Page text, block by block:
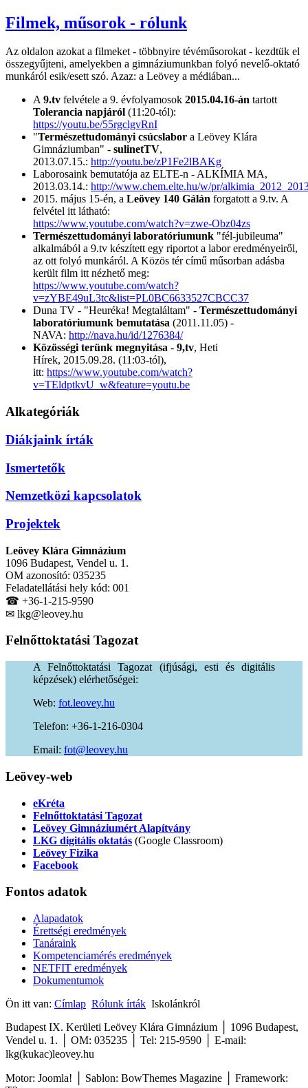
Filmek, műsorok - rólunk
Az oldalon azokat a filmeket - többnyire tévéműsorokat - kezdtük el
összegyűjteni, amelyekben a gimnáziumunkban folyó nevelő-oktató
munkáról esik/esett szó. Azaz: a Leövey a médiában...
A9.tv felvétele a 9. évfolyamosok 2015.04.16-án tartott
Tolerancia napjáról (11:20-tól):
https://youtu.be/55rgclgvRnI
"Természettudományi csúcslabor a Leövey Klára
Gimnáziumban" - sulinetTV,
2013.07.15.: http://youtu.be/zP1Fe2lBAKg
Laborosaink bemutatója az ELTE-n - ALKÍMIA MA,
2013.03.14.: http://www.chem.elte.hu/w/pr/
2015. május 15-én, a Leövey 140 Gálán forgatott a 9.tv. A
felvétel itt látható:
https://www.youtube.com/watch?v=zwe-Obz04zs
Természettudományi laboratóriumunk "fél-jubileuma"
alkalmából a 9.tv készített egy riportot a labor eredményeiről,
az ott folyó munkáról. A Közös tér című műsorban adásba
került film itt nézhető meg:
https://www.youtube.com/watch?
v=zYBE49uL3tc&list=PL0BC6633527CBCC37
Duna TV - "Heuréka! Megtaláltam" - Természettudományi
laboratóriumunk bemutatása (2011.11.05) -
NAVA: http://nava.hu/id/1276384/
Közösségi terünk megnyitása - 9,tv, Heti
Hírek, 2015.09.28. (11:03-tól),
itt: https://www.youtube.com/watch?
v=TEldptkvU_w&feature=youtu.be
Alkategóriák
Diákjaink írták
Ismertetők
Nemzetközi kapcsolatok
Projektek
Leövey Klára Gimnázium
1096 Budapest, Vendel u. 1.
OM azonosító: 035235
Feladatellátási hely kód: 001
☎ +36-1-215-9590
✉ lkg@leovey.hu
Felnőttoktatási Tagozat
A Felnőttoktatási Tagozat (ifjúsági, esti és digitális
képzések) elérhetőségei:
Web: fot.leovey.hu
Telefon: +36-1-216-0304
Email:
uh.yevoel@t
of
Leövey-web
eKréta
Felnőttoktatási Tagozat
Leövey Gimnáziumért Alapítvány
LKG digitális oktatás (Google Classroom)
Leövey Fizika
Facebook
Fontos adatok
Alapadatok
Érettségi eredmények
Tanáraink
Kompetenciamérés eredmények
NETFIT eredmények
Dokumentumok
Ön itt van: Címlap Rólunk írták Iskolánkról
Budapest IX. Kerületi Leövey Klára Gimnázium │ 1096 Budapest,
Vendel u. 1. │ OM: 035235 │ Tel: 215-9590
E-mail:
lkg(kukac)leovey.hu
Motor: Joomla! │ Sablon: BowThemes Magazine │ Framework: